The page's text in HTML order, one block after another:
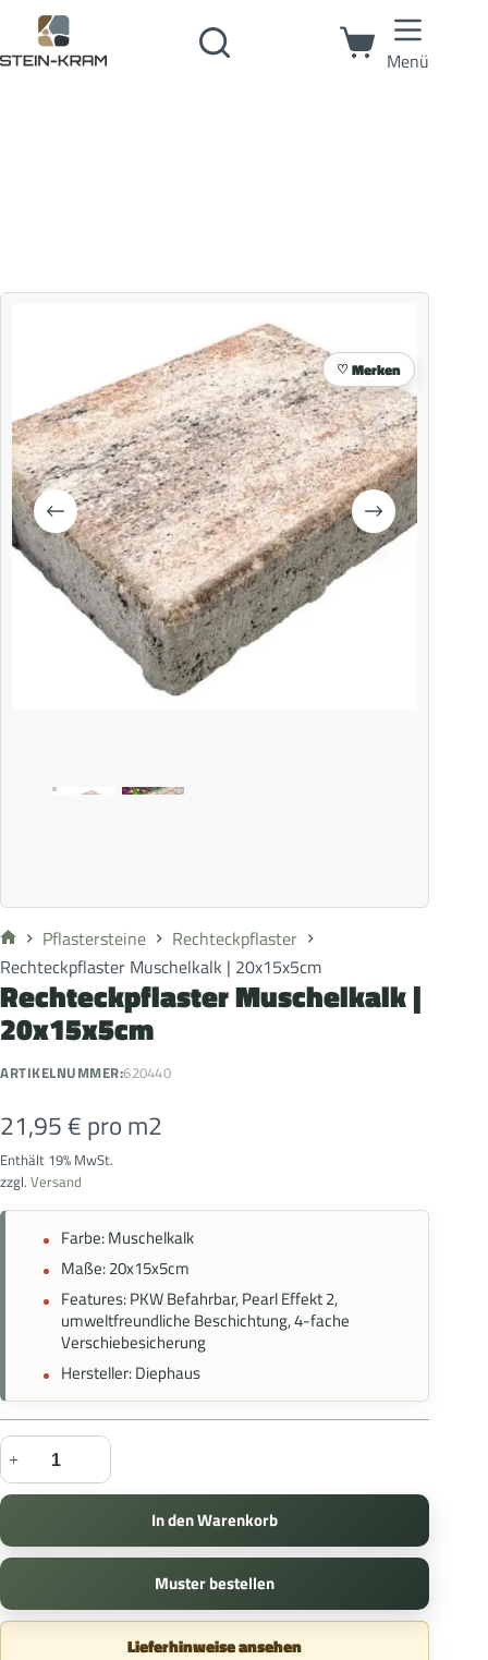
Menü
Merken
Pflastersteine
Rechteckpflaster
Rechteckpflaster Muschelkalk | 20x15x5cm
Rechteckpflaster Muschelkalk |
20x15x5cm
ARTIKELNUMMER:620440
21,95€ pro m2
Enthält 19% MwSt.
zzgl. Versand
Farbe: Muschelkalk
Maße: 20x15x5cm
Features: PKW Befahrbar, Pearl Effekt 2,
umweltfreundliche Beschichtung, 4-fache
Verschiebesicherung
Hersteller: Diephaus
In den Warenkorb
Muster bestellen
Lieferhinweise ansehen